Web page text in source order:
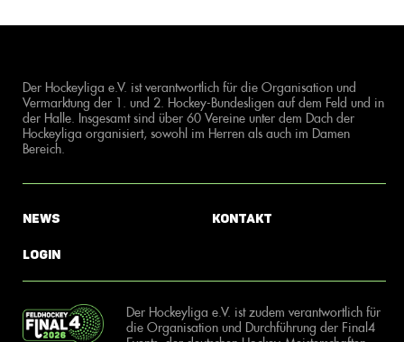
Der Hockeyliga e.V. ist verantwortlich für die Organisation und
Vermarktung der 1. und 2. Hockey-Bundesligen auf dem Feld und in
der Halle. Insgesamt sind über 60 Vereine unter dem Dach der
Hockeyliga organisiert, sowohl im Herren als auch im Damen
Bereich.
News
Login
Kontakt
Der Hockeyliga e.V. ist zudem verantwortlich für
die Organisation und Durchführung der Final4